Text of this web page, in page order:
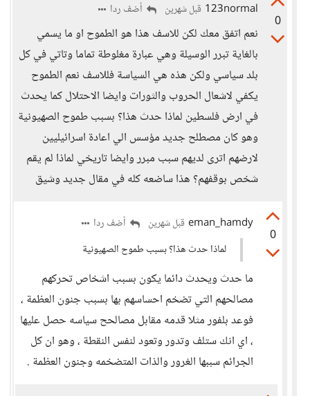
0
123normal قبل شهرين أضف ردا
نعم اتفق معك لكن للاسف هذا هو الطموح او ما يسمي
بالغاية تبرر الوسيلة وهي عبارة مغلوطة تماما وتاتي في كل
بلد سياسي ولكن هذه هي السياسة فللاسف نعم الطموح
يكفي لاشعال الحروب والثورات وايضا الاحتلال كما يحدث
في ارض فلسطين لماذا حدث هذا؟ بسبب طموح الصهيونية
وهو كان مصطلح جديد مؤسس الي اعادة اسرائيليين
لارضهم اترى لديهم سبب مبرر وايضا تاريخي لماذا لم يقم
شخص بوقفهم؟ هذا ساضعه كله في مقال جديد وشيق
0
eman_hamdy قبل شهرين
أضف ردا
لماذا حدث هذا؟ بسبب طموح الصهيونية
ما حدث ويحدث دائما يكون بسبب اشخاص تحركهم
مصالحهم التي تضخم احساسهم بها بسبب جنون العظمة ،
فوعد بلفور مثلا قدمه مقابل مصالحح سياسه حصل عليها
، اي انك ستلف وتدور وتعود لنفس النقطة ، وهو ان كل
الجرائم سببها الغرور والذات المتضخمه وجنون العظمة .